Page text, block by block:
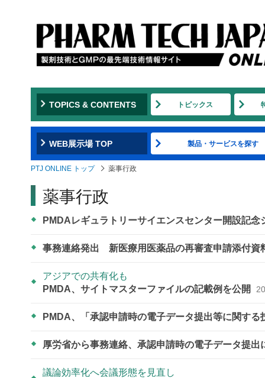
TOPICS & CONTENTS トピックス
WEB展示場 TOP 製品・サービスを探す
PTJ ONLINE トップ 薬事行政
薬事行政
PMDAレギュラトリーサイエンスセンター開設記
事務連絡発出 新医療用医薬品の再審査申請添付資
アジアでの共有化も
PMDA、サイトマスターファイルの記載例を公開
PMDA、「承認申請時の電子データ提出等に関す
厚労省から事務連絡、承認申請時の電子データ提
議論効率化へ会議形態を見直し